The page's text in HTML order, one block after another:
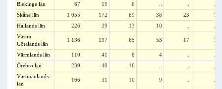
Blekinge län
67 15 6
Skåne län
1 055 172 69 38 23
7
Hallands län
226 39 13 10
Västra
Götalands län
1 136 197 65 53 17 7
Värmlands län 110 41 8 4
Örebro län
239 40 16
Västmanlands
län
166 31 10 9